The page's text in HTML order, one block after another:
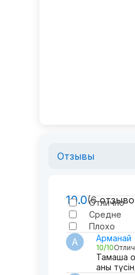
Отзывы
10.0(6
Отлично
Средне
Плохо
А
Арманай
10/10
Тамаша
анық